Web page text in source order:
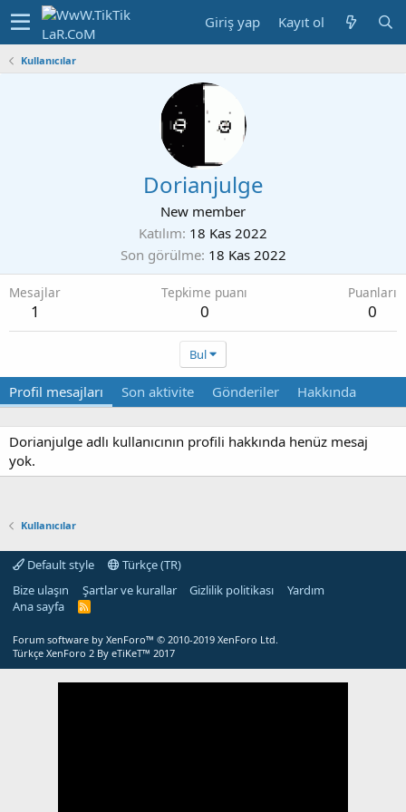
Giriş yap Kayıt ol
Kullanıcılar
Dorianjulge
New member
Katılım 18 Kas 2022
Son görülme 18 Kas 2022
Mesajlar
1
Tepkime puanı
0
Puanları
0
Bul
Profil mesajları Son aktivite Gönderiler Hakkında
Dorianjulge adlı kullanıcının profili hakkında henüz mesaj
yok.
Kullanıcılar
Default style
Türkçe (TR)
Bize ulaşın
Şartlar ve kurallar Gizlilik politikası
Yardım
Ana sayfa
R
Forum software by XenForo™ © 2010-2019 XenForo Ltd.
Türkçe XenForo 2 By eTiKeT™ 2017